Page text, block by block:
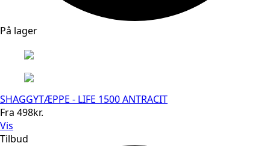
På lager
SHAGGYTÆPPE - LIFE 1500 ANTRACIT
Fra 498kr.
Vis
Tilbud